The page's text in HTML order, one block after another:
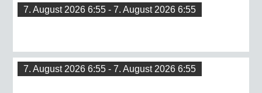
7. August 2026 6:55 - 7. August 2026 6:55
7. August 2026 6:55 - 7. August 2026 6:55